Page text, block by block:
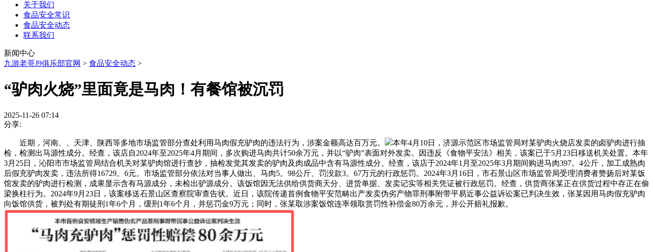
关于我们
食品安全常识
食品安全动态
联系我们
新闻中心
九游老哥J9俱乐部官网 > 食品安全动态 >
“驴肉火烧”里面竟是马肉！有餐馆被沉罚
2025-11-26 07:14
分享:
近期，河南、、天津、陕西等多地市场监管部分查处利用马肉假充驴肉的违法行为，涉案金额高达百万元。
本年4月10日，济源示范区市场监管局对某驴肉火烧店发卖的卤驴肉进行抽
检，检测出马源性成分。经查，该店自2024年至2025年4月期间，多次购进马肉共计50余万元，并以“驴肉”表面对外发卖。因违反《食物平安法》相关，该案已于5月23日移送机关处置。本年
3月25日，沁阳市市场监管局结合机关对某驴肉馆进行查抄，抽检发觉其发卖的驴肉及肉成品中含有马源性成分。经查，该店于2024年1月至2025年3月期间购进马肉397。4公斤，加工成熟肉
后假充驴肉发卖，违法所得16729。6元。市场监管部分依法对当事人做出、马肉5。98公斤、罚没款3。67万元的行政惩罚。2024年3月16日，市石景山区市场监管局受理消费者赞扬后对某饭
馆发卖的驴肉进行检测，成果显示含有马源成分，未检出驴源成分。该饭馆因无法供给供货商天分、进货单据、发卖记实等相关凭证被行政惩罚。经查，供货商张某正在供货过程中存正在偷
梁换柱行为。2024年9月23日，该案移送石景山区查察院审查告状。近日，该院传递首例食物平安范畴出产发卖伪劣产物罪刑事附带平易近事公益诉讼案已判决生效，张某因用马肉假充驴肉
向饭馆供货，被判处有期徒刑1年6个月，缓刑1年6个月，并惩罚金9万元；同时，张某取涉案饭馆连率领取赏罚性补偿金80万余元，并公开赔礼报歉。